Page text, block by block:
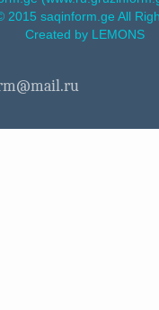
2015 saqinform.ge All
Created by LEMONS